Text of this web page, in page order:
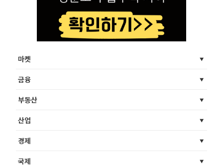
마켓
금융
부동산
산업
경제
국제